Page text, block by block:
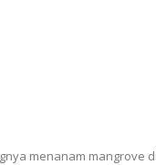
menanam mangrove